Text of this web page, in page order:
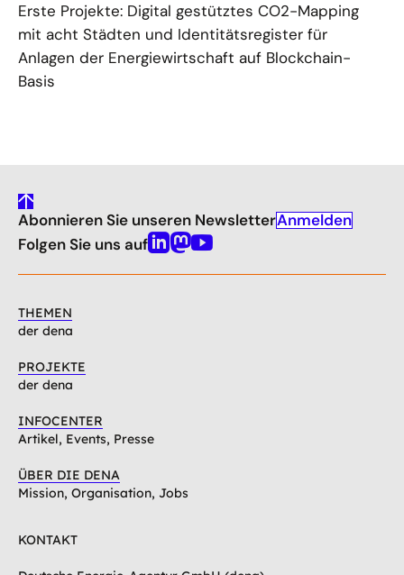
Erste Projekte: Digital gestütztes CO2-Mapping
mit acht Städten und Identitätsregister für
Anlagen der Energiewirtschaft auf Blockchain-
Basis
gehe
nach
oben
Abonnieren Sie unseren NewsletterAnmelden
Folgen Sie uns aufLinkedin
Mastodon
Youtube
THEMEN
der dena
PROJEKTE
der dena
INFOCENTER
Artikel, Events, Presse
ÜBER DIE DENA
Mission, Organisation, Jobs
KONTAKT